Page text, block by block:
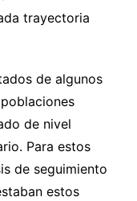
trayectoria
de algunos
de nivel
Para estos
de seguimiento
estos